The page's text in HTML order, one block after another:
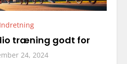
Indretning
træning godt for
24, 2024